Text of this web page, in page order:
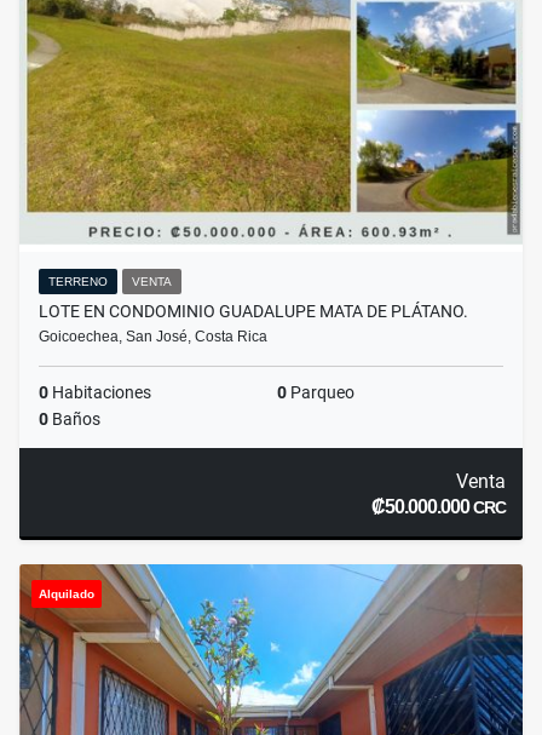
TERRENO VENTA
LOTE EN CONDOMINIO GUADALUPE MATA DE PLÁTANO.
Goicoechea, San José, Costa Rica
0 Habitaciones 0 Parqueo
0 Baños
Venta
₡50.000.000CRC
Alquilado